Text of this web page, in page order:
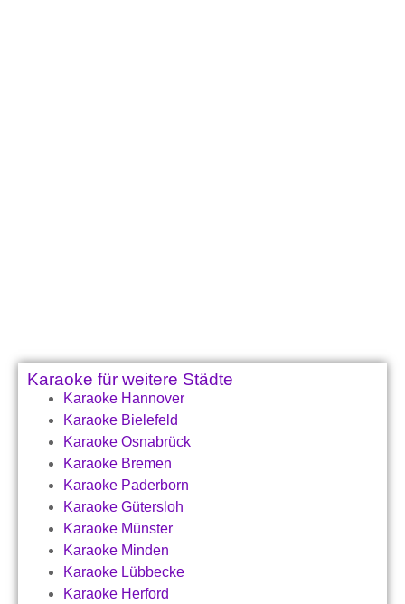
Karaoke für weitere Städte
Karaoke Hannover
Karaoke Bielefeld
Karaoke Osnabrück
Karaoke Bremen
Karaoke Paderborn
Karaoke Gütersloh
Karaoke Münster
Karaoke Minden
Karaoke Lübbecke
Karaoke Herford